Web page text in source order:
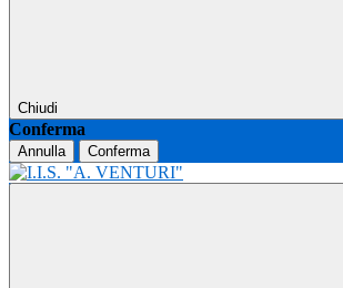
Chiudi
Conferma
Annulla Conferma